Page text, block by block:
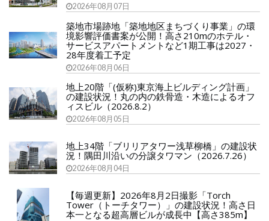
2026年08月07日
築地市場跡地「築地地区まちづくり事業」の環
境影響評価書案が公開！高さ210mのホテル・
サービスアパートメントなど1期工事は2027・
28年度着工予定
2026年08月06日
地上20階「(仮称)東京海上ビルディング計画」
の建設状況！丸の内の鉄骨造・木造によるオフ
ィスビル（2026.8.2）
2026年08月05日
地上34階「ブリリアタワー浅草柳橋」の建設状
況！隅田川沿いの分譲タワマン（2026.7.26）
2026年08月04日
【毎週更新】2026年8月2日撮影「Torch
Tower（トーチタワー）」の建設状況！高さ日
本一となる超高層ビルが成長中【高さ385m】